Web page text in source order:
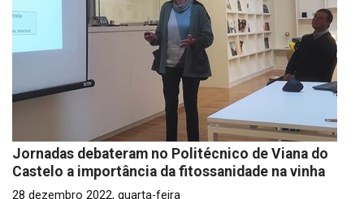
Jornadas debateram no Politécnico de Viana do
Castelo a importância da fitossanidade na vinha
28 dezembro 2022, quarta-feira